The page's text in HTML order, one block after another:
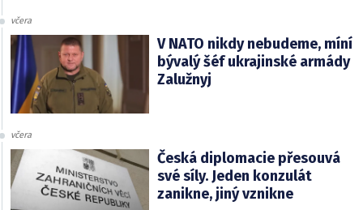
včera
V NATO nikdy nebudeme, míní
bývalý šéf ukrajinské armády
Zalužnyj
včera
Česká diplomacie přesouvá
své síly. Jeden konzulát
zanikne, jiný vznikne